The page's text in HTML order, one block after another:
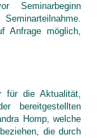
Seminarbeginn
Anfrage möglich,
fürdie Aktualität,
bereitgestellten
Homp, welche
die durch